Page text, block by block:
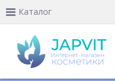
Каталог